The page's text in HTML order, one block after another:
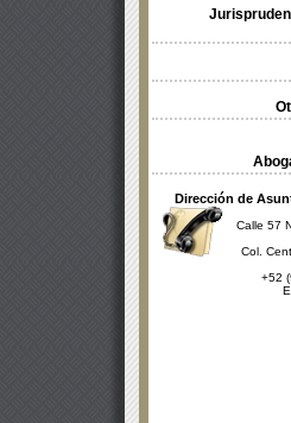
Dirección de
Calle 57
Col.
+52